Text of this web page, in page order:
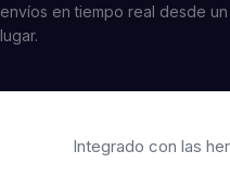
envíos en tiempo real desde
lugar.
Integrado con las